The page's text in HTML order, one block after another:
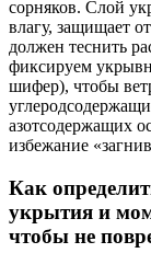
сорняков. Слой
влагу, защищает
должен теснить
фиксируем
шифер), чтобы
азотсодержащих
избежание
Как
укрытия и
чтобы не